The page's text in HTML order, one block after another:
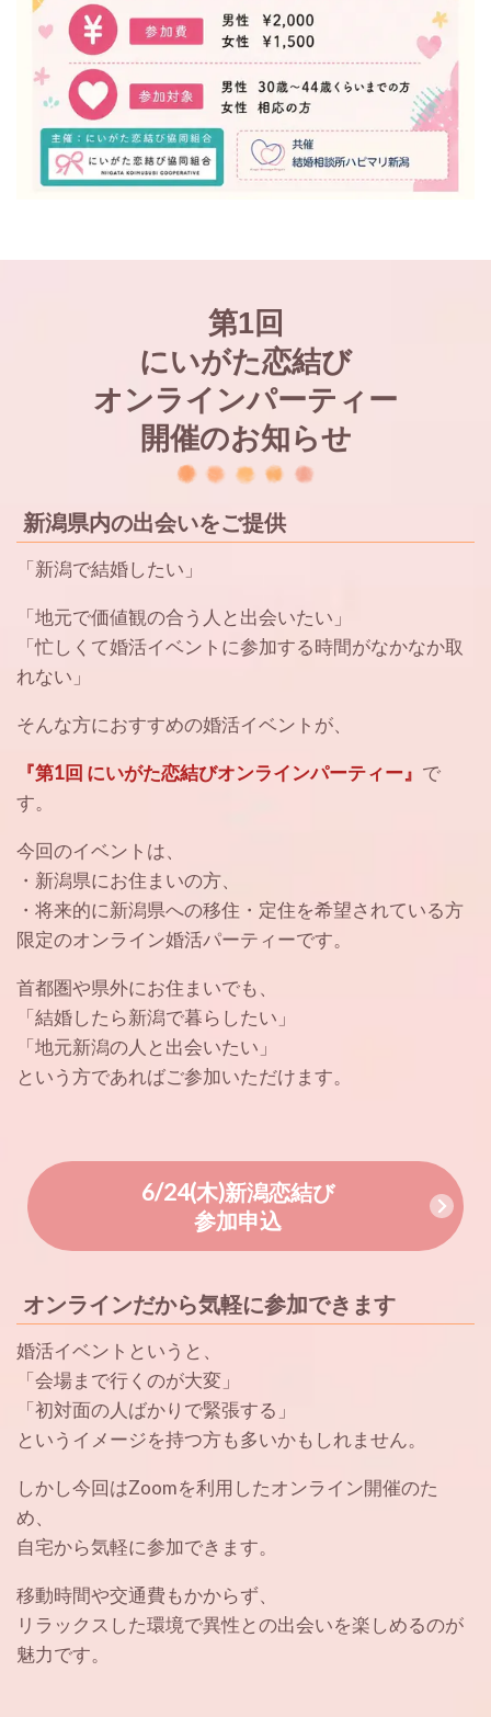
第1回
にいがた恋結び
オンラインパーティー
開催のお知らせ
新潟県内の出会いをご提供
「新潟で結婚したい」
「地元で価値観の合う人と出会いたい」
「忙しくて婚活イベントに参加する時間がなかなか取
れない」
そんな方におすすめの婚活イベントが、
『第1回 にいがた恋結びオンラインパーティー』 で
す。
今回のイベントは、
・新潟県にお住まいの方、
・将来的に新潟県への移住・定住を希望されている方
限定のオンライン婚活パーティーです。
首都圏や県外にお住まいでも、
「結婚したら新潟で暮らしたい」
「地元新潟の人と出会いたい」
という方であればご参加いただけます。
6/24(木)新潟恋結び
参加申込
オンラインだから気軽に参加できます
婚活イベントというと、
「会場まで行くのが大変」
「初対面の人ばかりで緊張する」
というイメージを持つ方も多いかもしれません。
しかし今回はZoomを利用したオンライン開催のた
め、
自宅から気軽に参加できます。
移動時間や交通費もかからず、
リラックスした環境で異性との出会いを楽しめるのが
魅力です。